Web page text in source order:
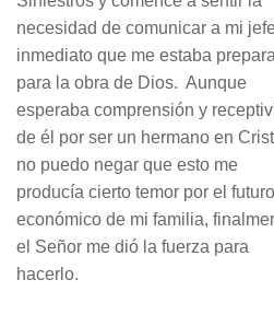
necesidad de comunicar a mi
inmediato que me estaba
para la obra de Dios. Aunque
esperaba comprensión y
de él por ser un hermano en
no puedo negar que esto me
producía cierto temor por el futuro
económico de mi familia,
el Señor me dió la fuerza para
hacerlo.